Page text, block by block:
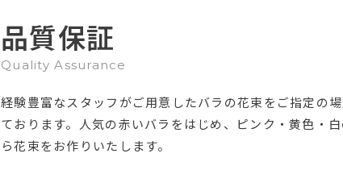
品質保証
Quality Assurance
経験豊富なスタッフがご用意したバラの花束をご指定の
ております。人気の赤いバラをはじめ、ピンク・黄色・
ら花束をお作りいたします。